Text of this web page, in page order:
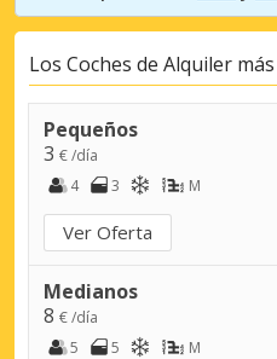
Los Coches de Alquiler
Pequeños
3 € /día
4
3 M
Ver Oferta
Medianos
8 € /día
5
5 M